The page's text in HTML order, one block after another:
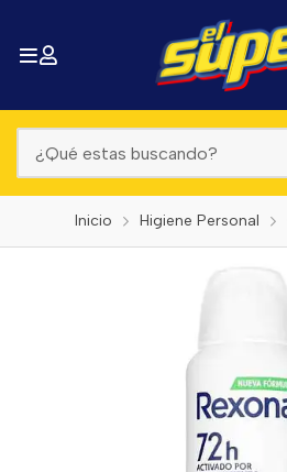
Inicio Higiene Personal